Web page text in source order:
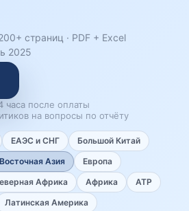
страниц · PDF + Excel
2025
часа после оплаты
на вопросы по отчёту
ЕАЭС и СНГ
Большой Китай
Азия
Европа
Африка Африка
АТР
Латинская Америка